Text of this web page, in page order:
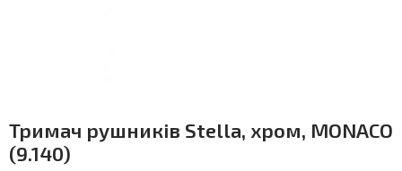
Тримач рушників Stella, хром, MONACO
(9.140)